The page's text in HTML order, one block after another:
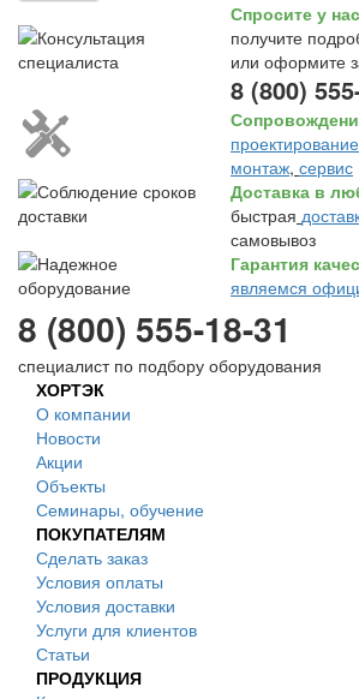
Спросите у нас
получите
или оформите
8 (800)
проектирование
монтаж, сервис
Доставка в
быстрая
самовывоз
Гарантия
являемся
8 (800) 555-18-31
специалист по подбору оборудования
ХОРТЭК
О компании
Новости
Акции
Объекты
Семинары, обучение
ПОКУПАТЕЛЯМ
Сделать заказ
Условия оплаты
Условия доставки
Услуги для клиентов
Статьи
ПРОДУКЦИЯ